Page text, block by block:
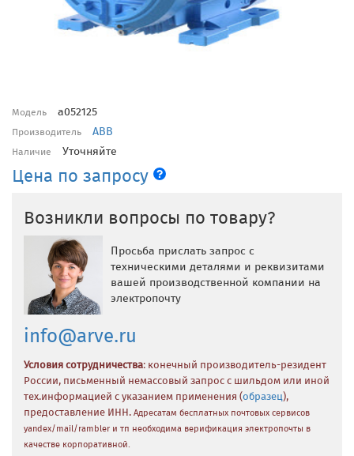
Модель a052125
Производитель ABB
Наличие Уточняйте
Цена по запросу
Возникли вопросы по товару?
Просьба прислать запрос с
техническими деталями и реквизитами
вашей производственной компании на
электропочту
info@arve.ru
Условия сотрудничества: конечный производитель-резидент
России, письменный немассовый запрос с шильдом или иной
тех.информацией с указанием применения (образец),
предоставление ИНН. Адресатам бесплатных почтовых сервисов
yandex/mail/rambler и тп необходима верификация электропочты в
качестве корпоративной.